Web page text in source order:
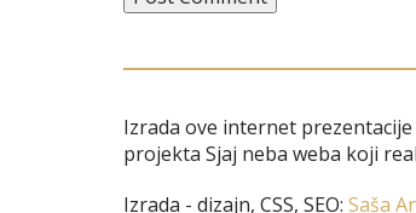
Izrada ove internet
projekta Sjaj neba weba koji
Izrada - dizajn, CSS, SEO: Saša